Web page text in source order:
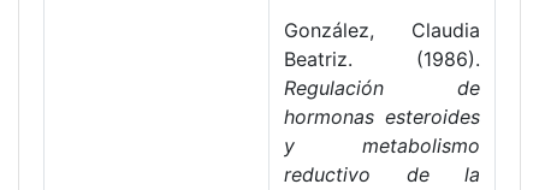
González, Claudia
Beatriz. (1986).
Regulación de
hormonas esteroides
y metabolismo
reductivo de la